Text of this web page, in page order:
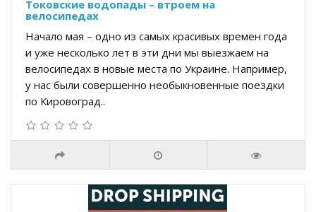
Токовские водопады – втроем на
велосипедах
Начало мая – одно из самых красивых времен года
и уже несколько лет в эти дни мы выезжаем на
велосипедах в новые места по Украине. Например,
у нас были совершенно необыкновенные поездки
по Кировоград..